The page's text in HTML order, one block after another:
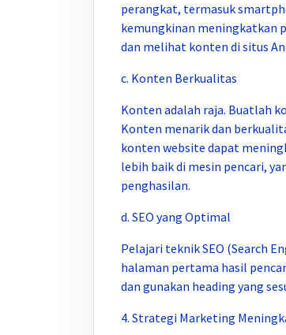
perangkat, termasuk
kemungkinan meningkatkan
dan melihat konten di situs
c. Konten Berkualitas
Konten adalah raja. Buatlah
Konten menarik dan
konten website dapat
lebih baik di mesin pencari,
penghasilan.
d. SEO yang Optimal
Pelajari teknik SEO (Search
halaman pertama hasil
dan gunakan heading yang
4. Strategi Marketing